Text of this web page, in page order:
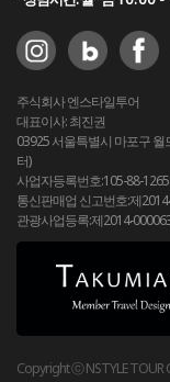
주식회사 엔스타일투어
대표이사: 최진권
03925 서울특별시 마포구
터)
사업자등록번호:105-88-
통신판매업 신고번호:제
관광사업등록:제2014-
Copyright ⓒ NSTYLE TOUR